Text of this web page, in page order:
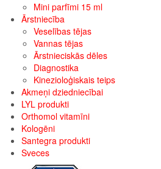
Mini parfīmi 15 ml
Ārstniecība
Veselības tējas
Vannas tējas
Ārstnieciskās dēles
Diagnostika
Kinezioloģiskais teips
Akmeņi dziedniecībai
LYL produkti
Orthomol vitamīni
Kologēni
Santegra produkti
Sveces